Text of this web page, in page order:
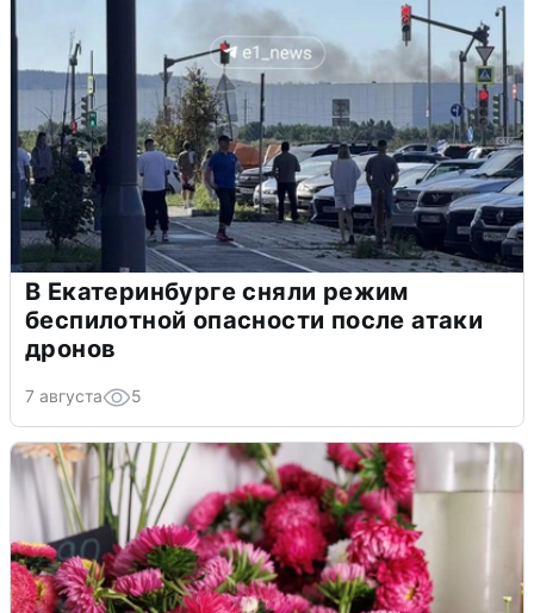
В Екатеринбурге сняли режим
беспилотной опасности после атаки
дронов
7 августа 5